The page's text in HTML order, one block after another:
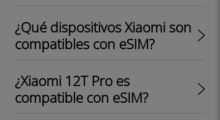
¿Qué dispositivos Xiaomi son
compatibles con eSIM?
¿Xiaomi 12T Pro es
compatible con eSIM?